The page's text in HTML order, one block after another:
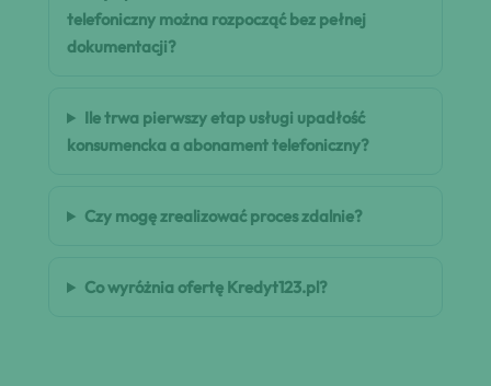
telefoniczny można rozpocząć bez pełnej
dokumentacji?
Ile trwa pierwszy etap usługi upadłość
konsumencka a abonament telefoniczny?
Czy mogę zrealizować proces zdalnie?
Co wyróżnia ofertę Kredyt123.pl?